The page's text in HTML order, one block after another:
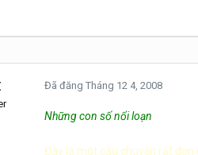
Đã đăng Tháng 12 4, 2008
Những con số nổi loạn
Đây là một câu chuyện rất đơn